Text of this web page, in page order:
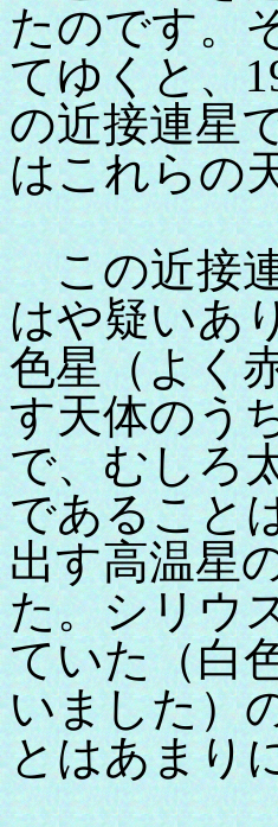
たのです。
てゆくと、
の近接連星
はこれらの
この近接連
はや疑いあ
色星（よく
す天体のう
で、むしろ
であること
出す高温星
た。シリウ
ていた（白
いました）
とはあまり